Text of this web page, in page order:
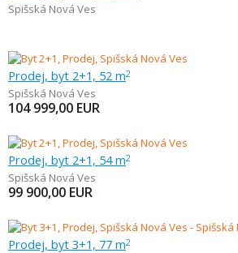
Spišská Nová Ves
Prodej, byt 2+1, 52 m2
Spišská Nová Ves
104 999,00 EUR
Prodej, byt 2+1, 54 m2
Spišská Nová Ves
99 900,00 EUR
Prodej, byt 3+1, 77 m2